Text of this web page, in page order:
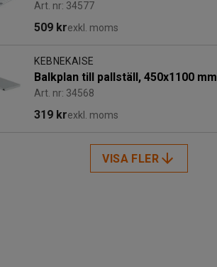
Art. nr: 34577
509 krexkl. moms
KEBNEKAISE
Balkplan till pallställ, 450x1100 mm
Art. nr: 34568
319 krexkl. moms
VISA FLER